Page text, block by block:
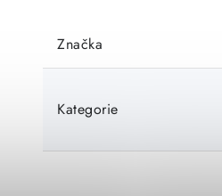
Značka
Kategorie